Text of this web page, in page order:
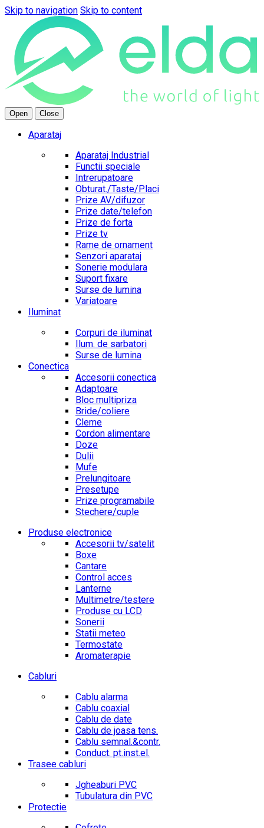
Skip to navigation Skip to content
Open Close
Aparataj
Aparataj Industrial
Functii speciale
Intrerupatoare
Obturat./Taste/Placi
Prize AV/difuzor
Prize date/telefon
Prize de forta
Prize tv
Rame de ornament
Senzori aparataj
Sonerie modulara
Suport fixare
Surse de lumina
Variatoare
Iluminat
Corpuri de iluminat
Ilum. de sarbatori
Surse de lumina
Conectica
Accesorii conectica
Adaptoare
Bloc multipriza
Bride/coliere
Cleme
Cordon alimentare
Doze
Dulii
Mufe
Prelungitoare
Presetupe
Prize programabile
Stechere/cuple
Produse electronice
Accesorii tv/satelit
Boxe
Cantare
Control acces
Lanterne
Multimetre/testere
Produse cu LCD
Sonerii
Statii meteo
Termostate
Aromaterapie
Cabluri
Cablu alarma
Cablu coaxial
Cablu de date
Cablu de joasa tens.
Cablu semnal.&contr.
Conduct. pt.inst.el.
Trasee cabluri
Jgheaburi PVC
Tubulatura din PVC
Protectie